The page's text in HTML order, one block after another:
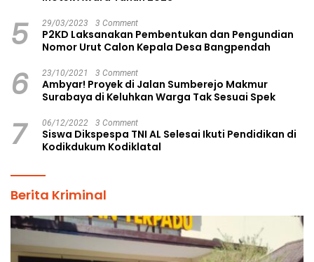
5 29/03/2023 3 Comment
P2KD Laksanakan Pembentukan dan Pengundian
Nomor Urut Calon Kepala Desa Bangpendah
6 23/10/2021 3 Comment
Ambyar! Proyek di Jalan Sumberejo Makmur
Surabaya di Keluhkan Warga Tak Sesuai Spek
7 06/12/2022 3 Comment
Siswa Dikspespa TNI AL Selesai Ikuti Pendidikan di
Kodikdukum Kodiklatal
Berita Kriminal